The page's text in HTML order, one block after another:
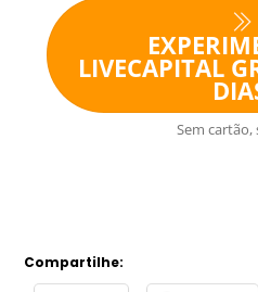
LIVECAPITAL
Sem cartão,
Compartilhe: